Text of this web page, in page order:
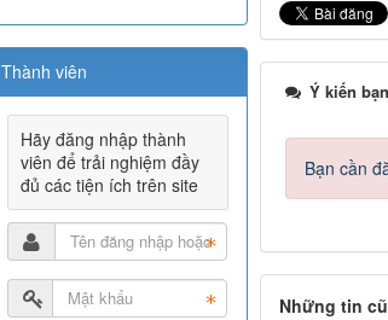
Ý kiến
Bạn cần
Những tin
Thành viên
Hãy đăng nhập thành
viên để trải nghiệm đầy
đủ các tiện ích trên site